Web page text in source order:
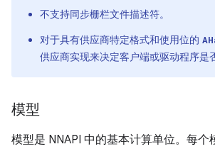
不支持同步栅栏文件描述符。
对于具有供应商特定格式和使用位的
供应商实现来决定客户端或驱动程序是
模型
模型是 NNAPI 中的基本计算单位。每个